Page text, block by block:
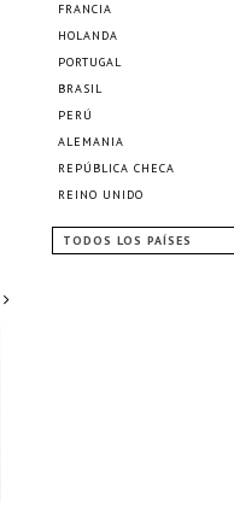
FRANCIA
HOLANDA
PORTUGAL
BRASIL
PERÚ
ALEMANIA
REPÚBLICA CHECA
REINO UNIDO
TODOS LOS PAÍSES